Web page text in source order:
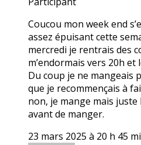
Coucou mon week end
assez épuisant cette
mercredi je rentrais des
m’endormais vers 20h
Du coup je ne mangeais
que je recommençais à
non, je mange mais juste
avant de manger.
23 mars 2025 à 20 h 45